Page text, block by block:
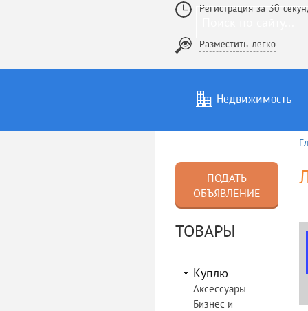
Регистрация за 30
Разместить легко
Недвижимость
Услуги
ПОДАТЬ
ОБЪЯВЛЕНИЕ
ТОВАРЫ
Куплю
Аксессуары
Бизнес и